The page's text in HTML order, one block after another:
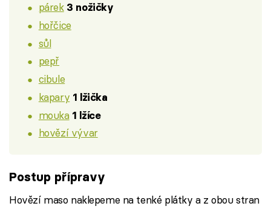
párek 3 nožičky
hořčice
sůl
pepř
cibule
kapary 1 lžička
mouka 1 lžíce
hovězí vývar
Postup přípravy
Hovězí maso naklepeme na tenké plátky a z obou stran